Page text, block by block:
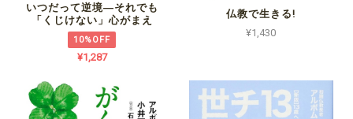
いつだって逆境―それでも
「くじけない」心がまえ
10%OFF
¥1,287
仏教で生きる!
¥1,430